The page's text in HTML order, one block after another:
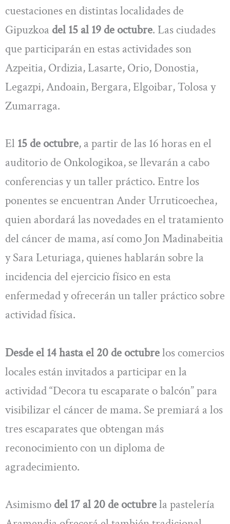
cuestaciones en distintas localidades de
Gipuzkoa del 15 al 19 de octubre. Las ciudades
que participarán en estas actividades son
Azpeitia, Ordizia, Lasarte, Orio, Donostia,
Legazpi, Andoain, Bergara, Elgoibar, Tolosa y
Zumarraga.
El 15 de octubre, a partir de las 16 horas en el
auditorio de Onkologikoa, se llevarán a cabo
conferencias y un taller práctico. Entre los
ponentes se encuentran Ander Urruticoechea,
quien abordará las novedades en el tratamiento
del cáncer de mama, así como Jon Madinabeitia
y Sara Leturiaga, quienes hablarán sobre la
incidencia del ejercicio físico en esta
enfermedad y ofrecerán un taller práctico sobre
actividad física.
Desde el 14 hasta el 20 de octubrelos comercios
locales están invitados a participar en la
actividad “Decora tu escaparate o balcón” para
visibilizar el cáncer de mama. Se premiará a los
tres escaparates que obtengan más
reconocimiento con un diploma de
agradecimiento.
Asimismo del 17 al 20 de octubrela pastelería